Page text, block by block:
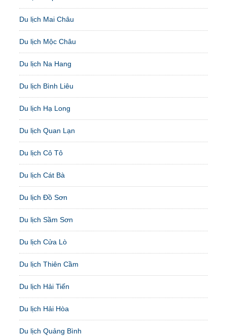
Du lịch Mai Châu
Du lịch Mộc Châu
Du lịch Na Hang
Du lịch Bình Liêu
Du lịch Hạ Long
Du lịch Quan Lạn
Du lịch Cô Tô
Du lịch Cát Bà
Du lịch Đồ Sơn
Du lịch Sầm Sơn
Du lịch Cửa Lò
Du lịch Thiên Cầm
Du lịch Hải Tiến
Du lịch Hải Hòa
Du lịch Quảng Bình